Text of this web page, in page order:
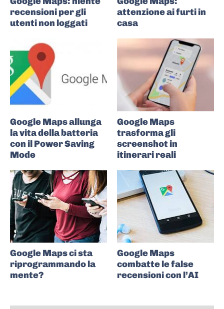
recensioni per gli
utenti non loggati
attenzione ai furti in
casa
Google Maps allunga
la vita della batteria
con il Power Saving
Mode
Google Maps
trasforma gli
screenshot in
itinerari reali
Google Maps ci sta
riprogrammando la
mente?
Google Maps
combatte le false
recensioni con l’AI